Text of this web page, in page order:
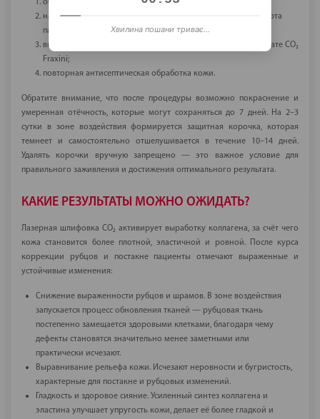
обработка зоны рубца антисептическим раствором;
нанесение местного анестезирующего средства для комфорта
пациента;
выполнение лазерной шлифовки рубцовой ткани на аппарате CO₂
Fraxini;
повторная антисептическая обработка кожи.
Обратите внимание, что после процедуры возможно покраснение и
умеренная отёчность, которые могут сохраняться до 7 дней. На 2–3
сутки в зоне воздействия формируется защитная корочка, которая
темнеет и самостоятельно отшелушивается в течение 10–14 дней.
Удалять корочки вручную запрещено — это важное условие для
правильного заживления и достижения оптимального результата.
КАКИЕ РЕЗУЛЬТАТЫ МОЖНО ОЖИДАТЬ?
Лазерная шлифовка CO₂ активирует выработку коллагена, за счёт чего
кожа становится более плотной, эластичной и ровной. После курса
коррекции рубцов и постакне пациенты отмечают выраженные и
устойчивые изменения:
Снижение выраженности рубцов и шрамов. В зоне воздействия
запускается процесс обновления тканей — рубцовая ткань
постепенно замещается здоровыми клетками, благодаря чему
дефекты становятся значительно менее заметными или
практически исчезают.
Выравнивание рельефа кожи. Исчезают неровности и бугристость,
характерные для постакне и рубцовых изменений.
Гладкость и здоровое сияние. Усиленный синтез коллагена и
эластина улучшает упругость кожи, делает её более гладкой и
Хвилина пошани триває...